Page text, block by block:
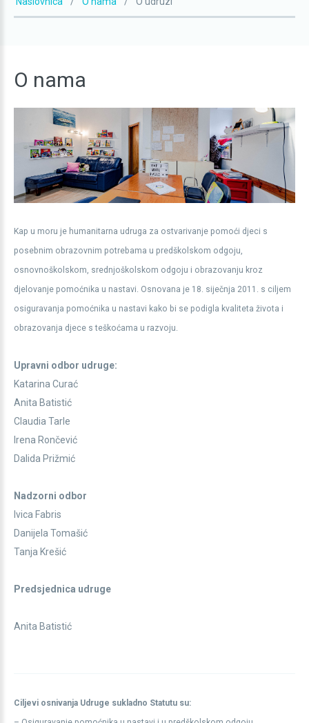
O nama
Kap u moru je humanitarna udruga za ostvarivanje pomoći djeci s
posebnim obrazovnim potrebama u predškolskom odgoju,
osnovnoškolskom, srednjoškolskom odgoju i obrazovanju kroz
djelovanje pomoćnika u nastavi. Osnovana je 18. siječnja 2011. s ciljem
osiguravanja pomoćnika u nastavi kako bi se podigla kvaliteta života i
obrazovanja djece s teškoćama u razvoju.
Upravni odbor udruge:
Katarina Curać
Anita Batistić
Claudia Tarle
Irena Rončević
Dalida Prižmić
Nadzorni odbor
Ivica Fabris
Danijela Tomašić
Tanja Krešić
Predsjednica udruge
Anita Batistić
Ciljevi osnivanja Udruge sukladno Statutu su: